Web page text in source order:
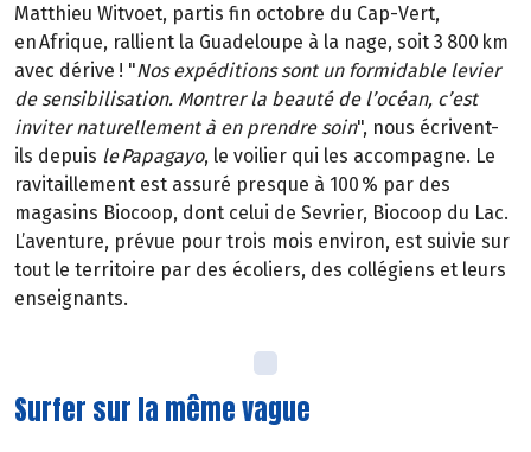
Matthieu Witvoet, partis fin octobre du Cap-Vert,
en Afrique, rallient la Guadeloupe à la nage, soit 3 800 km
avec dérive ! "Nos expéditions sont un formidable levier
de sensibilisation. Montrer la beauté de l’océan, c’est
inviter naturellement à en prendre soin", nous écrivent-
ils depuis le Papagayo, le voilier qui les accompagne. Le
ravitaillement est assuré presque à 100 % par des
magasins Biocoop, dont celui de Sevrier, Biocoop du Lac.
L’aventure, prévue pour trois mois environ, est suivie sur
tout le territoire par des écoliers, des collégiens et leurs
enseignants.
Surfer sur la même vague